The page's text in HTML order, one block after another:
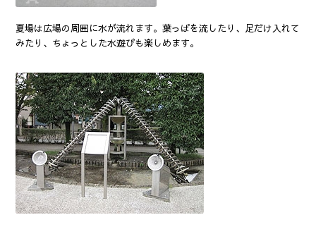
夏場は広場の周囲に水が流れます。葉っぱを流したり、足だけ入れて
みたり、ちょっとした水遊びも楽しめます。